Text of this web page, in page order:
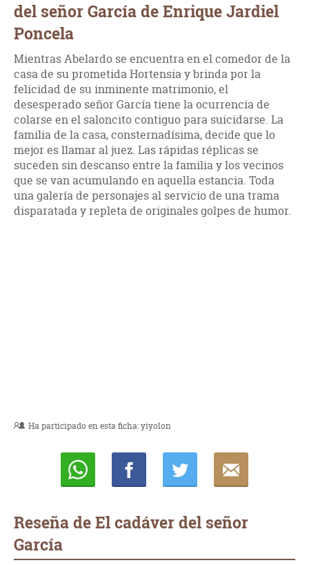
del señor García de Enrique Jardiel
Poncela
Mientras Abelardo se encuentra en el comedor de la
casa de su prometida Hortensia y brinda por la
felicidad de su inminente matrimonio, el
desesperado señor García tiene la ocurrencia de
colarse en el saloncito contiguo para suicidarse. La
familia de la casa, consternadísima, decide que lo
mejor es llamar al juez. Las rápidas réplicas se
suceden sin descanso entre la familia y los vecinos
que se van acumulando en aquella estancia. Toda
una galería de personajes al servicio de una trama
disparatada y repleta de originales golpes de humor.
Ha participado en esta ficha:yiyolon
Reseña de El cadáver del señor
García